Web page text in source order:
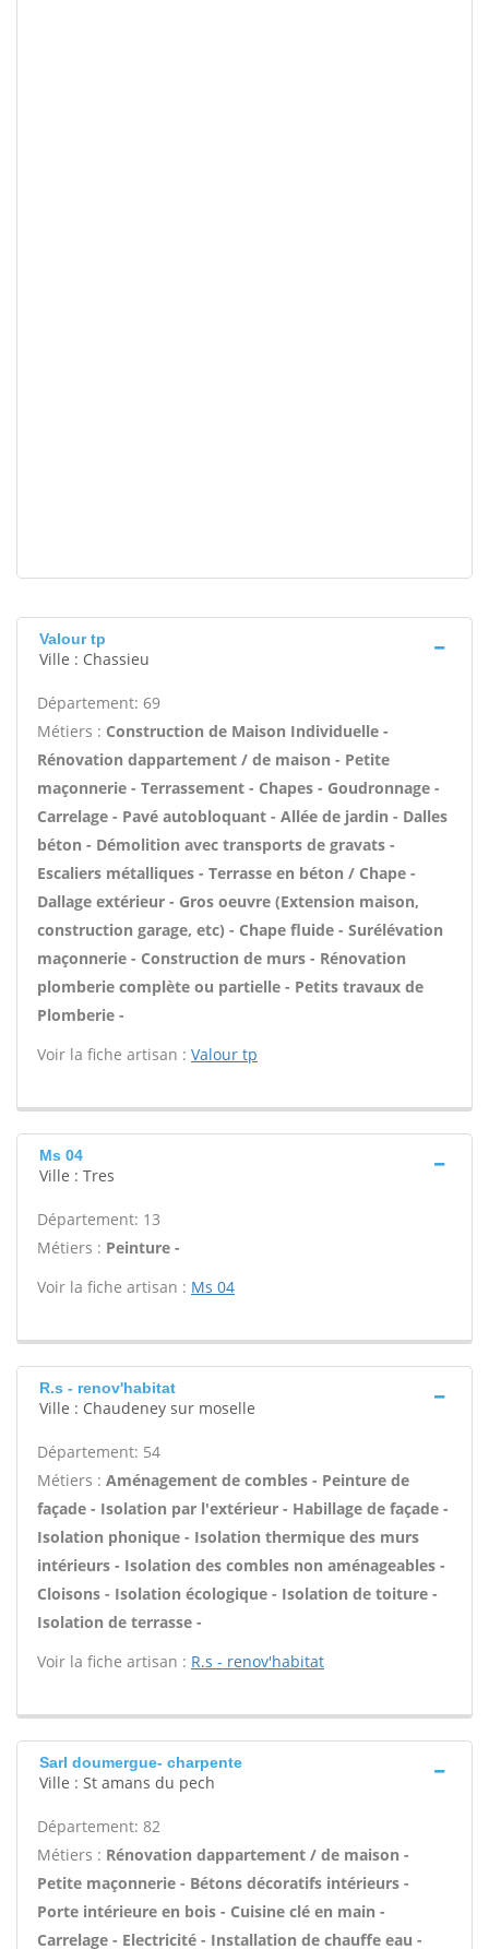
Valour tp
Ville : Chassieu
Département: 69
Métiers : Construction de Maison Individuelle -
Rénovation dappartement / de maison - Petite
maçonnerie - Terrassement - Chapes - Goudronnage -
Carrelage - Pavé autobloquant - Allée de jardin - Dalles
béton - Démolition avec transports de gravats -
Escaliers métalliques - Terrasse en béton / Chape -
Dallage extérieur - Gros oeuvre (Extension maison,
construction garage, etc) - Chape fluide - Surélévation
maçonnerie - Construction de murs - Rénovation
plomberie complète ou partielle - Petits travaux de
Plomberie -
Voir la fiche artisan : Valour tp
Ms 04
Ville : Tres
Département: 13
Métiers : Peinture -
Voir la fiche artisan : Ms 04
R.s - renov'habitat
Ville : Chaudeney sur moselle
Département: 54
Métiers : Aménagement de combles - Peinture de
façade - Isolation par l'extérieur - Habillage de façade -
Isolation phonique - Isolation thermique des murs
intérieurs - Isolation des combles non aménageables -
Cloisons - Isolation écologique - Isolation de toiture -
Isolation de terrasse -
Voir la fiche artisan : R.s - renov'habitat
Sarl doumergue- charpente
Ville : St amans du pech
Département: 82
Métiers : Rénovation dappartement / de maison -
Petite maçonnerie - Bétons décoratifs intérieurs -
Porte intérieure en bois - Cuisine clé en main -
Carrelage - Electricité - Installation de chauffe eau -